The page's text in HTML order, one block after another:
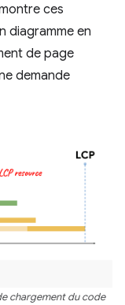
ces
diagramme en
de page
demande
chargement du code